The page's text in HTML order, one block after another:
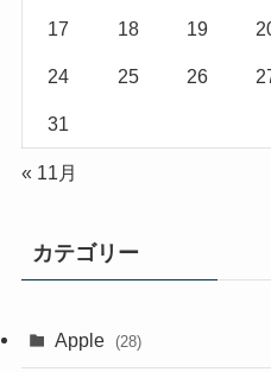
17 18 19
24 25 26
31
« 11月
カテゴリー
Apple (28)